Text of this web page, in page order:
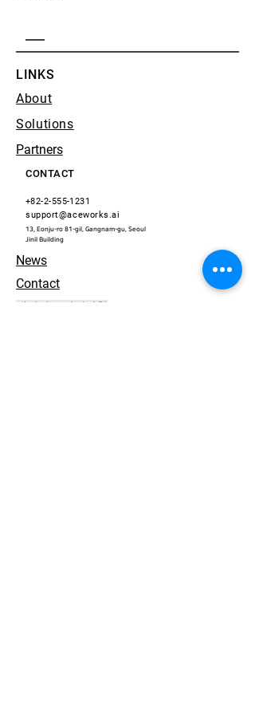
LINKS
About
Solutions
Partners
CONTACT
+82-2-555-1231
support@aceworks.ai
13, Eonju-ro 81-gil, Gangnam-gu, Seoul
​Jinil Building
News
Contact
개인정보 처리방침